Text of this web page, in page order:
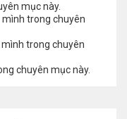
mục này.
trong chuyên
trong chuyên
chuyên mục này.